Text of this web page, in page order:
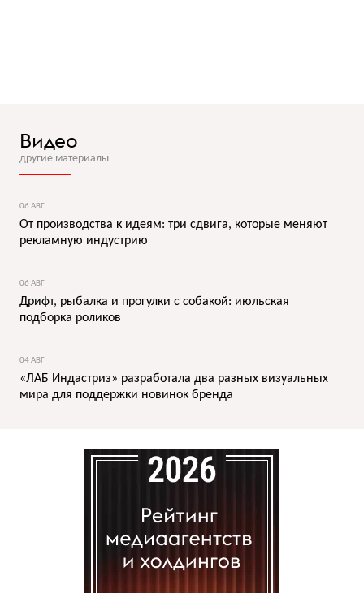
Видео
другие материалы
06 АВГ
От производства к идеям: три сдвига, которые меняют
рекламную индустрию
06 АВГ
Дрифт, рыбалка и прогулки с собакой: июльская
подборка роликов
04 АВГ
«ЛАБ Индастриз» разработала два разных визуальных
мира для поддержки новинок бренда